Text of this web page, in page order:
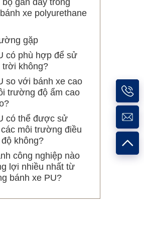
gần đây trong
xe polyurethane
gặp
có phù hợp để sử
trời không?
so với bánh xe cao
trường độ ẩm cao
có thể được sử
môi trường điều
không?
công nghiệp nào
lợi nhiều nhất từ
bánh xe PU?